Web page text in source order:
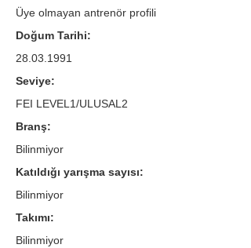
Üye olmayan antrenör profili
Doğum Tarihi:
28.03.1991
Seviye:
FEI LEVEL1/ULUSAL2
Branş:
Bilinmiyor
Katıldığı yarışma sayısı:
Bilinmiyor
Takımı:
Bilinmiyor